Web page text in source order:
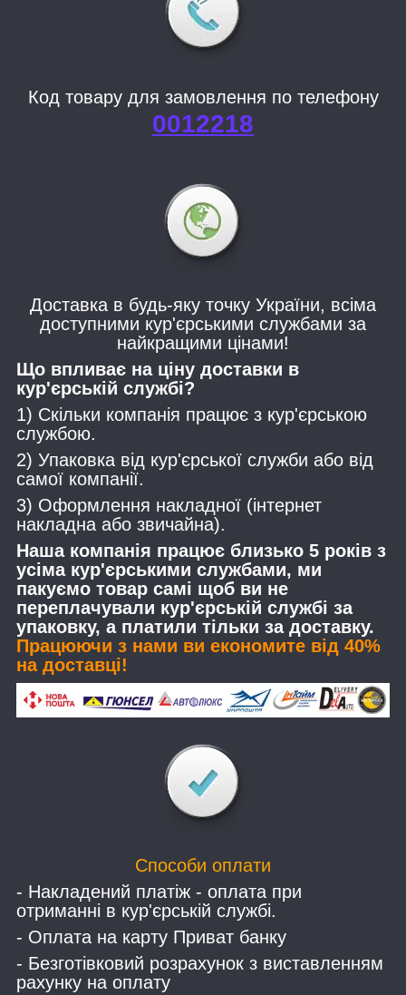
Код товару для замовлення по телефону
0012218
Доставка в будь-яку точку України, всіма
доступними кур'єрськими службами за
найкращими цінами!
Що впливає на ціну доставки в
кур'єрській службі?
1) Скільки компанія працює з кур'єрською
службою.
2) Упаковка від кур'єрської служби або від
самої компанії.
3) Оформлення накладної (інтернет
накладна або звичайна).
Наша компанія працює близько 5 років з
усіма кур'єрськими службами, ми
пакуємо товар самі щоб ви не
переплачували кур'єрській службі за
упаковку, а платили тільки за доставку.
Працюючи з нами ви економите від 40%
на доставці!
Способи оплати
- Накладений платіж - оплата при
отриманні в кур'єрській службі.
- Оплата на карту Приват банку
- Безготівковий розрахунок з виставленням
рахунку на оплату